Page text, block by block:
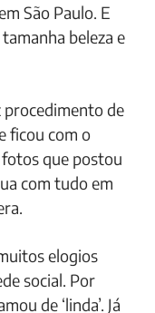
São Paulo. E
beleza e
procedimento de
ficou com o
que postou
com tudo em
elogios
social. Por
de ‘linda’. Já